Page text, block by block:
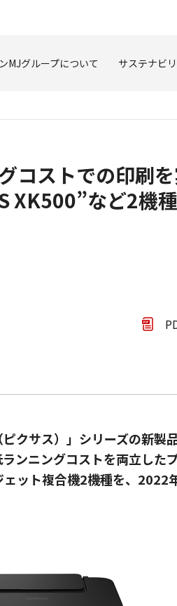
MJグループについて サステナビ
コストでの印刷
XK500”など2機
クサス）」シリーズの新製
ンニングコストを両立した
ット複合機2機種を、2022